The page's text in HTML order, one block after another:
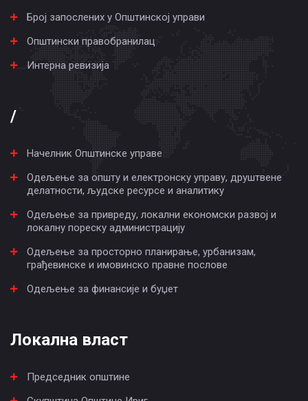
Број запослених у Општинској управи
Општински правобранилац
Интерна ревизија
/
Начелник Општинске управе
Одељење за општу и електронску управу, друштвене
делатности, људске ресурсе и аналитику
Одељење за привреду, локални економски развој и
локалну пореску администрацију
Одељење за просторно планирање, урбанизам,
грађевинске и имовинско правне послове
Одељење за финансије и буџет
Локална власт
Председник општине